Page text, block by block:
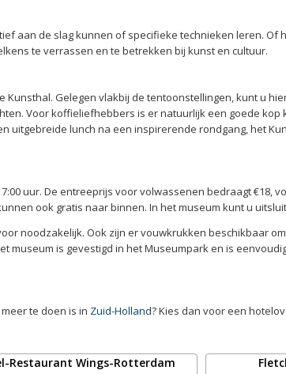
aan de slag kunnen of specifieke technieken leren. Of
te verrassen en te betrekken bij kunst en cultuur.
Gelegen vlakbij de tentoonstellingen, kunt u
Voor koffieliefhebbers is er natuurlijk een goede
uitgebreide lunch na een inspirerende rondgang, het
uur. De entreeprijs voor volwassenen bedraagt €18,
ook gratis naar binnen. In het museum kunt u
noodzakelijk. Ook zijn er vouwkrukken beschikbaar
museum is gevestigd in het Museumpark en is
te doen is in Zuid-Holland? Kies dan voor een
Restaurant Wings-Rotterdam